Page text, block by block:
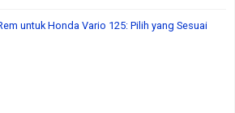
untuk Honda Vario 125: Pilih yang Sesuai